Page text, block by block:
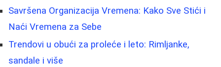
Savršena Organizacija Vremena: Kako Sve Stići i
Naći Vremena za Sebe
Trendovi u obući za proleće i leto: Rimljanke,
sandale i više